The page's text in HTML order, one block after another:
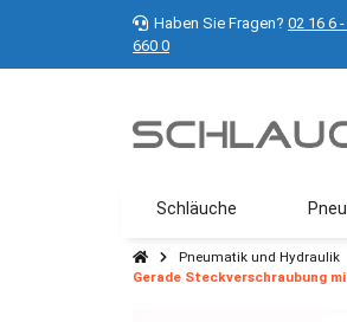
Haben Sie Fragen? 02 16 6 -
660 0
Schläuche
Pneumatik und Hydraulik
Gerade Steckverschraubung